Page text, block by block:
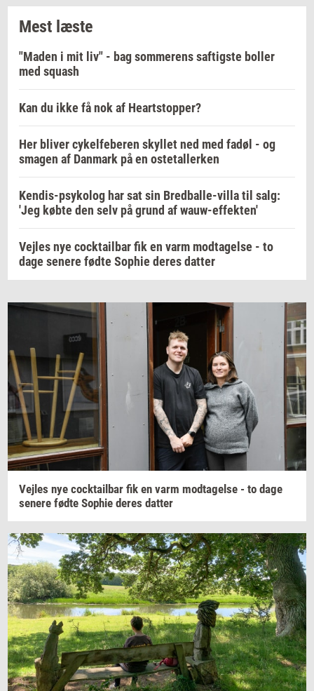
Mest læste
"Maden i mit liv" - bag sommerens saftigste boller
med squash
Kan du ikke få nok af Heartstopper?
Her bliver cykelfeberen skyllet ned med fadøl - og
smagen af Danmark på en ostetallerken
Kendis-psykolog har sat sin Bredballe-villa til salg:
'Jeg købte den selv på grund af wauw-effekten'
Vejles nye cocktailbar fik en varm modtagelse - to
dage senere fødte Sophie deres datter
Vej­les nye co­ck­tail­bar fik en varm mod­ta­gel­se - to dage
se­ne­re fødte Sop­hie deres dat­ter